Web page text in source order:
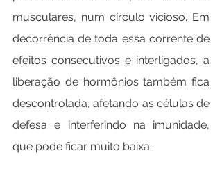
musculares, num círculo vicioso. Em
decorrência de toda essa corrente de
efeitos consecutivos e interligados, a
liberação de hormônios também fica
descontrolada, afetando as células de
defesa e interferindo na imunidade,
que pode ficar muito baixa.